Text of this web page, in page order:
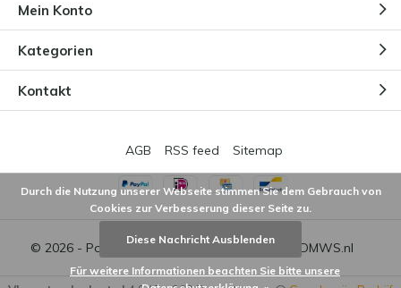
Mein Konto
Kategorien
Kontakt
© 2026 - Powered byLightspeed- Theme by DMWS.nl
AGB RSS feed Sitemap
Durch die Nutzung unserer Webseite stimmen Sie dem Gebrauch von
Cookies zur Verbesserung dieser Seite zu.
Diese Nachricht Ausblenden
Für weitere Informationen beachten Sie bitte unsere